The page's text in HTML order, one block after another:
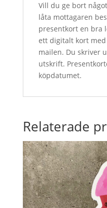
Vill du ge bort
låta mottagaren
presentkort en bra
ett digitalt kort
mailen. Du skriver
utskrift.
köpdatumet.
Relaterade